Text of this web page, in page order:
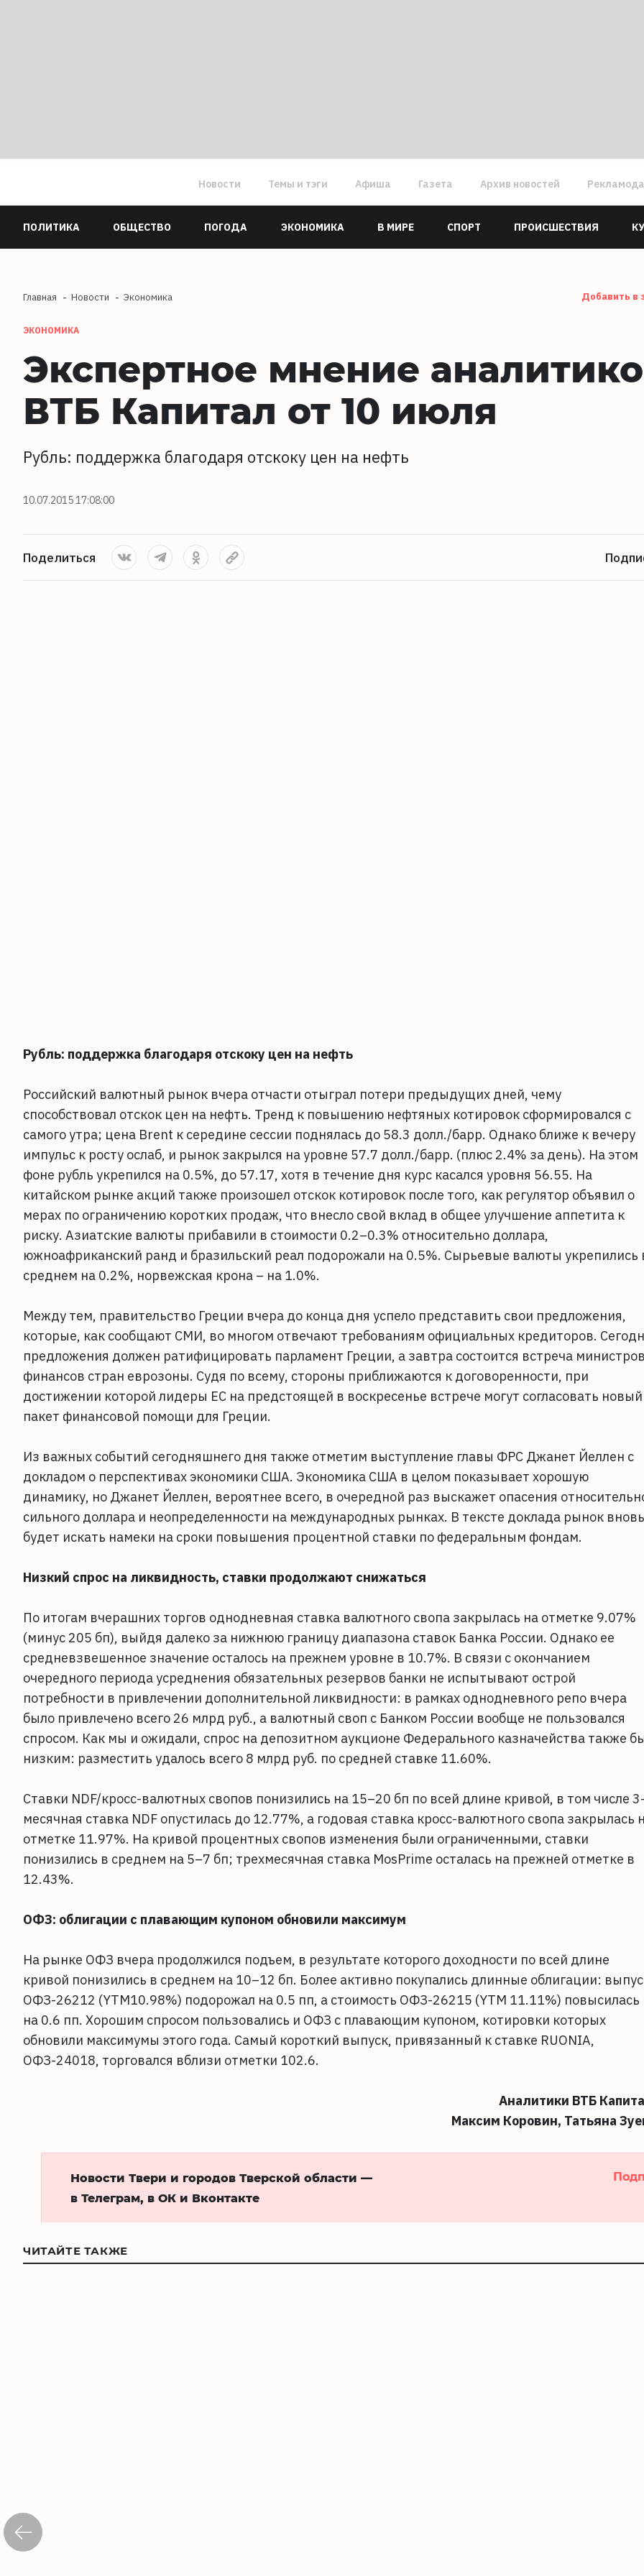
Новости Темы и тэги Афиша Газета Архив новостей
ПОЛИТИКА ОБЩЕСТВО ПОГОДА ЭКОНОМИКА В МИРЕ СПОРТ ПРОИСШЕСТВИЯ
Главная Новости Экономика Добавить в
ЭКОНОМИКА
Экспертное мнение
ВТБ Капитал от 10 июля
Рубль: поддержка благодаря отскоку цен на нефть
10.07.2015 17:08:00
Поделиться
Рубль: поддержка благодаря отскоку цен на нефть
Российский валютный рынок вчера отчасти отыграл потери предыдущих дней, чему
способствовал отскок цен на нефть. Тренд к повышению нефтяных котировок сформировался с
самого утра; цена Brent к середине сессии поднялась до 58.3 долл./барр. Однако ближе к вечеру
импульс к росту ослаб, и рынок закрылся на уровне 57.7 долл./барр. (плюс 2.4% за день). На этом
фоне рубль укрепился на 0.5%, до 57.17, хотя в течение дня курс касался уровня 56.55. На
китайском рынке акций также произошел отскок котировок после того, как регулятор объявил о
мерах по ограничению коротких продаж, что внесло свой вклад в общее улучшение аппетита к
риску. Азиатские валюты прибавили в стоимости 0.2–0.3% относительно доллара,
южноафриканский ранд и бразильский реал подорожали на 0.5%. Сырьевые валюты укрепились
среднем на 0.2%, норвежская крона – на 1.0%.
Между тем, правительство Греции вчера до конца дня успело представить свои предложения,
которые, как сообщают СМИ, во многом отвечают требованиям официальных кредиторов.
предложения должен ратифицировать парламент Греции, а завтра состоится встреча министров
финансов стран еврозоны. Судя по всему, стороны приближаются к договоренности, при
достижении которой лидеры ЕС на предстоящей в воскресенье встрече могут согласовать новый
пакет финансовой помощи для Греции.
Из важных событий сегодняшнего дня также отметим выступление главы ФРС Джанет Йеллен с
докладом о перспективах экономики США. Экономика США в целом показывает хорошую
динамику, но Джанет Йеллен, вероятнее всего, в очередной раз выскажет опасения
сильного доллара и неопределенности на международных рынках. В тексте доклада рынок вновь
будет искать намеки на сроки повышения процентной ставки по федеральным фондам.
Низкий спрос на ликвидность, ставки продолжают снижаться
По итогам вчерашних торгов однодневная ставка валютного свопа закрылась на отметке 9.07%
(минус 205 бп), выйдя далеко за нижнюю границу диапазона ставок Банка России. Однако ее
средневзвешенное значение осталось на прежнем уровне в 10.7%. В связи с окончанием
очередного периода усреднения обязательных резервов банки не испытывают острой
потребности в привлечении дополнительной ликвидности: в рамках однодневного репо вчера
было привлечено всего 26 млрд руб., а валютный своп с Банком России вообще не пользовался
спросом. Как мы и ожидали, спрос на депозитном аукционе Федерального казначейства также
низким: разместить удалось всего 8 млрд руб. по средней ставке 11.60%.
Ставки NDF/кросс-валютных свопов понизились на 15–20 бп по всей длине кривой, в том числе 3-
месячная ставка NDF опустилась до 12.77%, а годовая ставка кросс-валютного свопа закрылась
отметке 11.97%. На кривой процентных свопов изменения были ограниченными, ставки
понизились в среднем на 5–7 бп; трехмесячная ставка MosPrime осталась на прежней отметке в
12.43%.
ОФЗ: облигации с плавающим купоном обновили максимум
На рынке ОФЗ вчера продолжился подъем, в результате которого доходности по всей длине
кривой понизились в среднем на 10–12 бп. Более активно покупались длинные облигации:
ОФЗ-26212 (YTM10.98%) подорожал на 0.5 пп, а стоимость ОФЗ-26215 (YTM 11.11%) повысилась
на 0.6 пп. Хорошим спросом пользовались и ОФЗ с плавающим купоном, котировки которых
обновили максимумы этого года. Самый короткий выпуск, привязанный к ставке RUONIA,
ОФЗ-24018, торговался вблизи отметки 102.6.
Аналитики ВТБ
Максим Коровин, Татьяна
Новости Твери и городов Тверской области —
в Телеграм, в ОК и Вконтакте
ЧИТАЙТЕ ТАКЖЕ